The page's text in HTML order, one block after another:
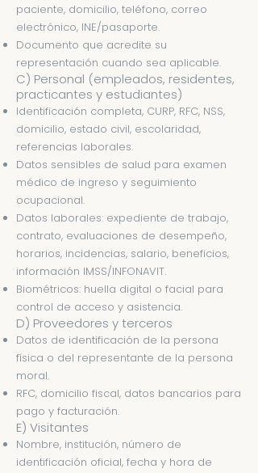
paciente, domicilio, teléfono, correo
electrónico, INE/pasaporte.
Documento que acredite su
representación cuando sea aplicable.
C) Personal (empleados, residentes,
practicantes y estudiantes)
Identificación completa, CURP, RFC, NSS,
domicilio, estado civil, escolaridad,
referencias laborales.
Datos sensibles de salud para examen
médico de ingreso y seguimiento
ocupacional.
Datos laborales: expediente de trabajo,
contrato, evaluaciones de desempeño,
horarios, incidencias, salario, beneficios,
información IMSS/INFONAVIT.
Biométricos: huella digital o facial para
control de acceso y asistencia.
D) Proveedores y terceros
Datos de identificación de la persona
física o del representante de la persona
moral.
RFC, domicilio fiscal, datos bancarios para
pago y facturación.
E) Visitantes
Nombre, institución, número de
identificación oficial, fecha y hora de